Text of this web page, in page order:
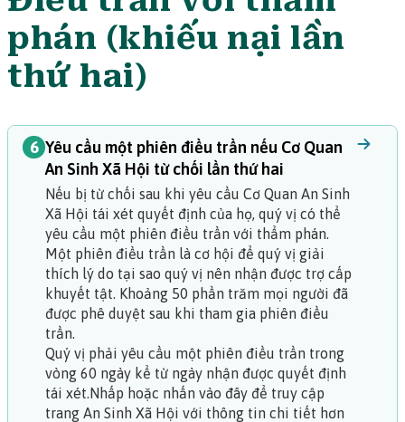
phán (khiếu nại lần
thứ hai)
6 Yêu cầu một phiên điều trần nếu Cơ Quan
An Sinh Xã Hội từ chối lần thứ hai
Nếu bị từ chối sau khi yêu cầu Cơ Quan An Sinh
Xã Hội tái xét quyết định của họ, quý vị có thể
yêu cầu một phiên điều trần với thẩm phán.
Một phiên điều trần là cơ hội để quý vị giải
thích lý do tại sao quý vị nên nhận được trợ cấp
khuyết tật. Khoảng 50 phần trăm mọi người đã
được phê duyệt sau khi tham gia phiên điều
trần.
Quý vị phải yêu cầu một phiên điều trần trong
vòng 60 ngày kể từ ngày nhận được quyết định
tái xét.Nhấp hoặc nhấn vào đây để truy cập
trang An Sinh Xã Hội với thông tin chi tiết hơn